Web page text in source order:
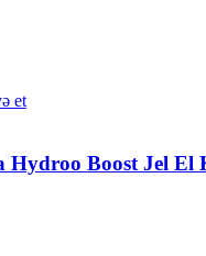
et
Hydroo Boost Jel El